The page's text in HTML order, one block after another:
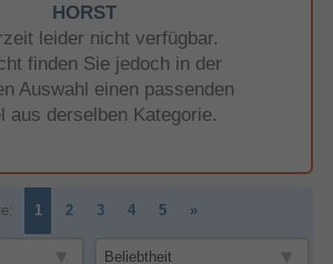
HORST
leider nicht verfügbar.
finden Sie jedoch in der
Auswahl einen passenden
aus derselben Kategorie.
1 2 3 4 5 »